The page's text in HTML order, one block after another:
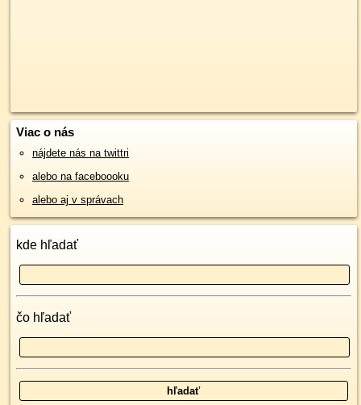
Viac o nás
nájdete nás na twittri
alebo na faceboooku
alebo aj v správach
kde hľadať
čo hľadať